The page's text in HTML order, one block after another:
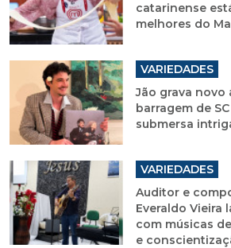
catarinense
melhores do
VARIEDADES
Jão grava novo
barragem de
submersa
VARIEDADES
Auditor e
Everaldo Vieira
com músicas
e